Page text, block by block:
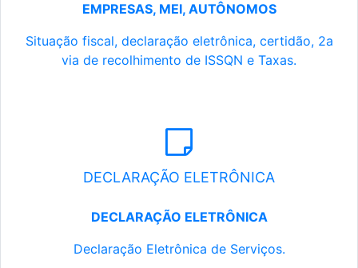
EMPRESAS, MEI, AUTÔNOMOS
Situação fiscal, declaração eletrônica, certidão, 2a
via de recolhimento de ISSQN e Taxas.
DECLARAÇÃO ELETRÔNICA
DECLARAÇÃO ELETRÔNICA
Declaração Eletrônica de Serviços.